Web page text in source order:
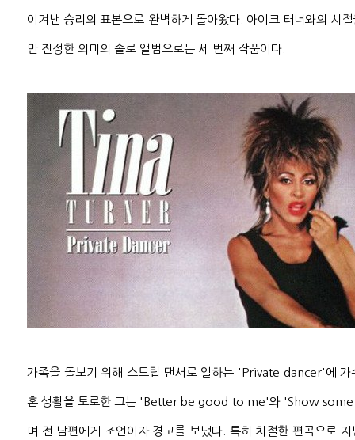
이겨낸 승리의 표본으로 완벽하게 돌아왔다. 아이크 터너와의 시
만 진정한 의미의 솔로 앨범으로는 세 번째 작품이다.
가족을 돌보기 위해 스트립 댄서로 일하는 'Private dancer'에 가
혼 생활을 토로한 그는 'Better be good to me'와 'Show some
며 전 남편에게 조언이자 경고를 보냈다. 특히 처절한 편곡으로